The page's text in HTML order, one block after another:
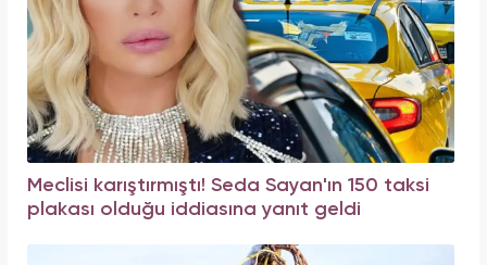
Meclisi karıştırmıştı! Seda Sayan'ın 150 taksi
plakası olduğu iddiasına yanıt geldi